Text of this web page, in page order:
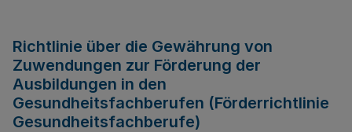
Richtlinie über die Gewährung von
Zuwendungen zur Förderung der
Ausbildungen in den
Gesundheitsfachberufen (Förderrichtlinie
Gesundheitsfachberufe)